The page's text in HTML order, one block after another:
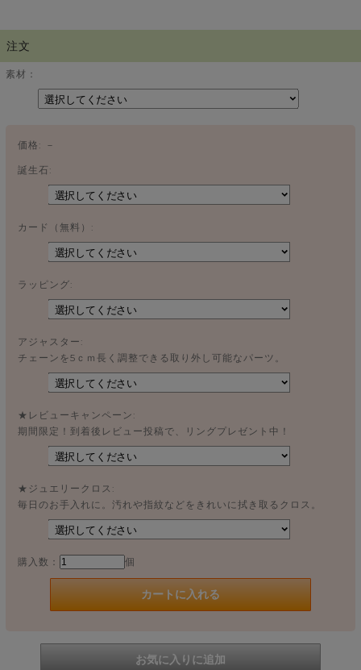
注文
素材：
価格: －
誕生石:
カード（無料）:
ラッピング:
アジャスター:
チェーンを5ｃｍ長く調整できる取り外し可能なパーツ。
★レビューキャンペーン:
期間限定！到着後レビュー投稿で、リングプレゼント中！
★ジュエリークロス:
毎日のお手入れに。汚れや指紋などをきれいに拭き取るクロス。
購入数： 個